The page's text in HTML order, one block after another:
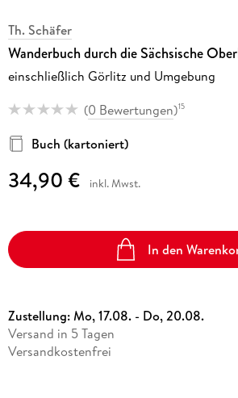
Th. Schäfer
Wanderbuch durch die Sächsische
einschließlich Görlitz und Umgebung
(0 Bewertungen)15
Buch (kartoniert)
34,90 € inkl. Mwst.
In den
Zustellung:Mo, 17.08. - Do, 20.08.
Versand in 5 Tagen
Versandkostenfrei